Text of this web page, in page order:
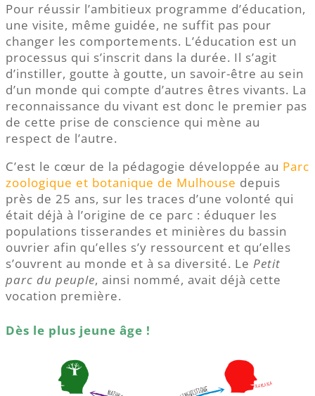
Pour réussir l’ambitieux programme d’éducation,
une visite, même guidée, ne suffit pas pour
changer les comportements. L’éducation est un
processus qui s’inscrit dans la durée. Il s’agit
d’instiller, goutte à goutte, un savoir-être au sein
d’un monde qui compte d’autres êtres vivants. La
reconnaissance du vivant est donc le premier pas
de cette prise de conscience qui mène au
respect de l’autre.
C’est le cœur de la pédagogie développée au Parc
zoologique et botanique de Mulhouse depuis
près de 25 ans, sur les traces d’une volonté qui
était déjà à l’origine de ce parc : éduquer les
populations tisserandes et minières du bassin
ouvrier afin qu’elles s’y ressourcent et qu’elles
s’ouvrent au monde et à sa diversité. Le Petit
parc du peuple, ainsi nommé, avait déjà cette
vocation première.
Dès le plus jeune âge !